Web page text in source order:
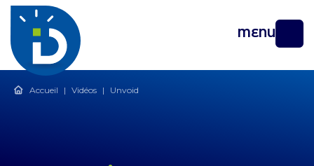
MENU
Accueil | Vidéos | Unvoid